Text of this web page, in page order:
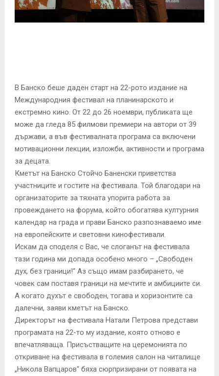
E
В Банско беше даден старт на 22-рото издание на
Международния фестивал на планинарското и
екстремно кино. От 22 до 26 ноември, публиката ще
може да гледа 85 филмови премиери на автори от 39
държави, а във фестивалната програма са включени
мотивационни лекции, изложби, активности и програма
за децата.
Кметът на Банско Стойчо Баненски приветства
участниците и гостите на фестивала. Той благодари на
организаторите за тяхната упорита работа за
провеждането на форума, който обогатява културния
календар на града и прави Банско разпознаваемо име
на европейските и световни кинофестивали.
Искам да споделя с Вас, че слоганът на фестивала
тази година ми допада особено много – „Свободен
дух, без граници!“ Аз също имам разбирането, че
човек сам поставя граници на мечтите и амбициите си.
А когато духът е свободен, тогава и хоризонтите са
далечни, заяви кметът на Банско.
Директорът на фестивала Натали Петрова представи
програмата на 22-то му издание, която отново е
впечатляваща. Присъстващите на церемонията по
откриване на фестивала в големия салон на читалище
„Никола Вапцаров“ бяха сюрпризирани от появата на